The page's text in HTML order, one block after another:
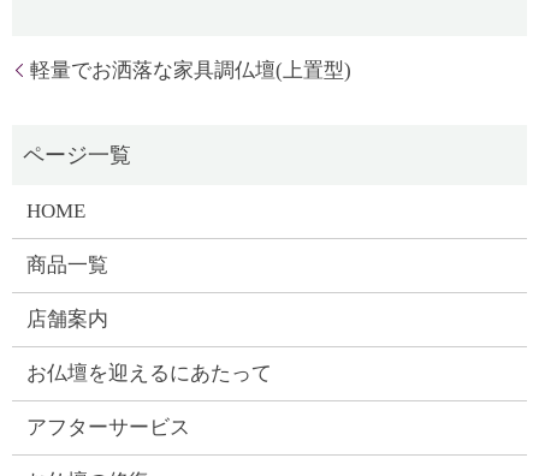
軽量でお洒落な家具調仏壇(上置型)
HOME
商品一覧
店舗案内
お仏壇を迎えるにあたって
アフターサービス